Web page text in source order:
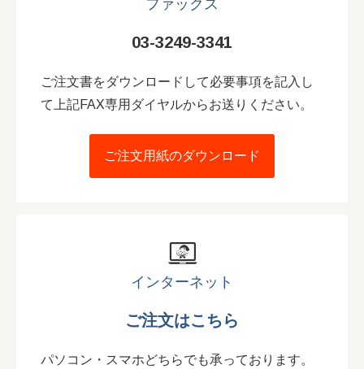
ファックス
03-3249-3341
ご注文書をダウンロードして必要事項を記入し
て上記FAX専用ダイヤルからお送りください。
ご注文用紙のダウンロード
インターネット
ご注文はこちら
パソコン・スマホどちらでも承っております。